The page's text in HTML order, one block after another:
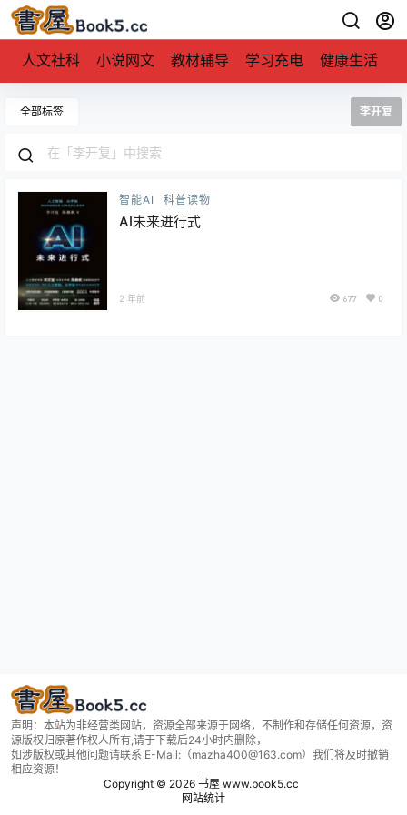
人文社科 小说网文 教材辅导 学习充电 健康生活
全部标签 李开复
智能AI 科普读物
AI未来进行式
2 年前 677 0
声明：本站为非经营类网站，资源全部来源于网络，不制作和存储任何资源，资
源版权归原著作权人所有,请于下载后24小时内删除，
如涉版权或其他问题请联系 E-Mail:（mazha400@163.com）我们将及时撤销
相应资源！
Copyright © 2026书屋 www.book5.cc
网站统计